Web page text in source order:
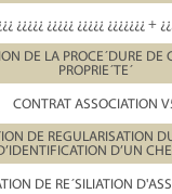
¿¿¿¿¿ ¿¿¿¿¿ ¿¿¿¿¿ ¿¿¿¿¿¿¿ +
DE LA PROCE´DURE DE
PROPRIE´TE´
CONTRAT ASSOCIATION
DE REGULARISATION
D’UN
DE RE´SILIATION